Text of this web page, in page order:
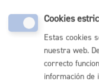
Pasos del
Registro de la
Subsanación
Se remite la
Cookies
Estas cookies
nuestra web.
correcto
información de